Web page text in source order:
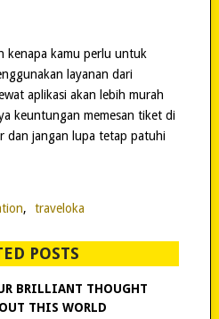
kenapa kamu perlu untuk
layanan dari
aplikasi akan lebih murah
keuntungan memesan tiket di
dan jangan lupa tetap patuhi
, traveloka
POSTS
BRILLIANT THOUGHT
THIS WORLD